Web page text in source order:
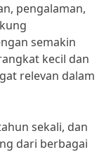
pengalaman,
semakin
kecil dan
relevan dalam
sekali, dan
dari berbagai